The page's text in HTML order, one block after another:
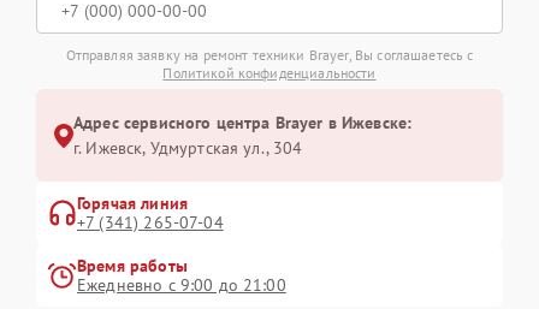
Отправляя заявку на ремонт техники Brayer, Вы соглашаетесь с
Политикой конфиденциальности
Адрес сервисного центра Brayer в Ижевске:
г. Ижевск, Удмуртская ул., 304
Горячая линия
+7 (341) 265-07-04
Время работы
Ежедневно с 9:00 до 21:00